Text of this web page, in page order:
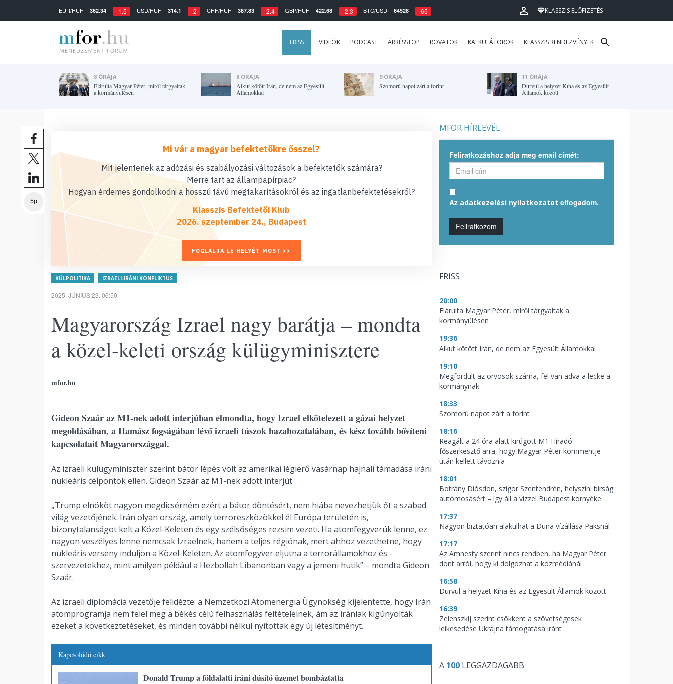
EUR/HUF 362.34 -1.5 USD/HUF 314.1 -2 CHF/HUF 387.83 -2.4 GBP/HUF 422.68 -2.3 BTC/USD 64528 -65 KLASSZIS ELŐFIZETÉS
FRISS VIDEÓK PODCAST ÁRRÉSSTOP ROVATOK KALKULÁTOROK KLASSZIS RENDEZVÉNYEK
8 ÓRÁJA
Elárulta Magyar Péter, miről tárgyaltak
a kormányülésen
8 ÓRÁJA
Alkut kötött Irán, de nem az Egyesült
Államokkal
9 ÓRÁJA
Szomorú napot zárt a forint
11 ÓRÁJA
Durvul a helyzet Kína és az Egyesült
Államok között
5p
Mi vár a magyar befektetőkre ősszel?
Mit jelentenek az adózási és szabályozási változások a befektetők számára?
Merre tart az állampapírpiac?
Hogyan érdemes gondolkodni a hosszú távú megtakarításokról és az ingatlanbefektetésekről?
Klasszis Befektetői Klub
2026. szeptember 24., Budapest
FOGLALJA LE HELYÉT MOST >>
KÜLPOLITIKA IZRAELI-IRÁNI KONFLIKTUS
2025. JÚNIUS 23. 06:50
Magyarország Izrael nagy barátja – mondta
a közel-keleti ország külügyminisztere
mfor.hu
Gideon Szaár az M1-nek adott interjúban elmondta, hogy Izrael elkötelezett a gázai helyzet
megoldásában, a Hamász fogságában lévő izraeli túszok hazahozatalában, és kész tovább bővíteni
kapcsolatait Magyarországgal.
Az izraeli külügyminiszter szerint bátor lépés volt az amerikai légierő vasárnap hajnali támadása iráni
nukleáris célpontok ellen. Gideon Szaár az M1-nek adott interjút.
„Trump elnököt nagyon megdicsérném ezért a bátor döntésért, nem hiába nevezhetjük őt a szabad
világ vezetőjének. Irán olyan ország, amely terroreszközökkel él Európa területén is,
bizonytalanságot kelt a Közel-Keleten és egy szélsőséges rezsim vezeti. Ha atomfegyverük lenne, ez
nagyon veszélyes lenne nemcsak Izraelnek, hanem a teljes régiónak, mert ahhoz vezethetne, hogy
nukleáris verseny induljon a Közel-Keleten. Az atomfegyver eljutna a terrorállamokhoz és -
szervezetekhez, mint amilyen például a Hezbollah Libanonban vagy a jemeni hutik” – mondta Gideon
Szaár.
Az izraeli diplomácia vezetője felidézte: a Nemzetközi Atomenergia Ügynökség kijelentette, hogy Irán
atomprogramja nem felel meg a békés célú felhasználás feltételeinek, ám az irániak kigúnyolták
ezeket a következtetéseket, és minden további nélkül nyitottak egy új létesítményt.
Kapcsolódó cikk
Donald Trump a földalatti iráni dúsító üzemet bombáztatta
MFOR HÍRLEVÉL
Feliratkozáshoz adja meg email címét:
Az adatkezelési nyilatkozatot elfogadom.
Feliratkozom
FRISS
20:00
Elárulta Magyar Péter, miről tárgyaltak a
kormányülésen
19:36
Alkut kötött Irán, de nem az Egyesült Államokkal
19:10
Megfordult az orvosok száma, fel van adva a lecke a
kormánynak
18:33
Szomorú napot zárt a forint
18:16
Reagált a 24 óra alatt kirúgott M1 Híradó-
főszerkesztő arra, hogy Magyar Péter kommentje
után kellett távoznia
18:01
Botrány Diósdon, szigor Szentendrén, helyszíni bírság
autómosásért – így áll a vízzel Budapest környéke
17:37
Nagyon biztatóan alakulhat a Duna vízállása Paksnál
17:17
Az Amnesty szerint nincs rendben, ha Magyar Péter
dönt arról, hogy ki dolgozhat a közmédiánál
16:58
Durvul a helyzet Kína és az Egyesült Államok között
16:39
Zelenszkij szerint csökkent a szövetségesek
lelkesedése Ukrajna támogatása iránt
A 100 LEGGAZDAGABB